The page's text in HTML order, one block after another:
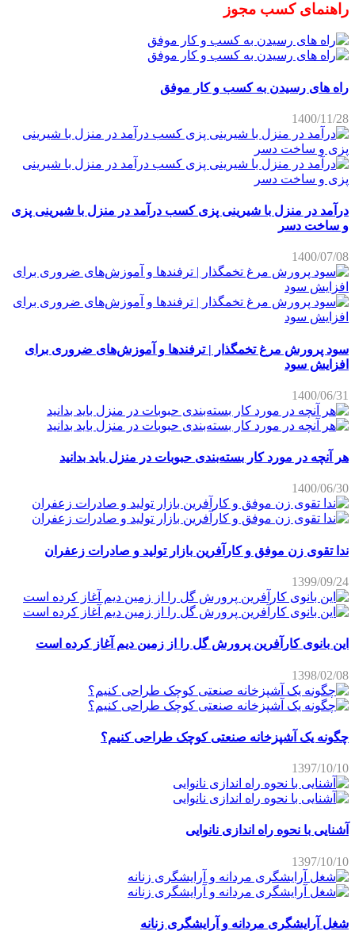
راهنمای کسب مجوز
راه های رسیدن به کسب و کار موفق
1400/11/28
درآمد در منزل با شیرینی پزی کسب درآمد در منزل با شیرینی پزی
و ساخت دسر
1400/07/08
سود پرورش مرغ تخمگذار | ترفندها و آموزش‌های ضروری برای
افزایش سود
1400/06/31
هر آنچه در مورد کار بسته‌بندی حبوبات در منزل باید بدانید
1400/06/30
ندا تقوی زن موفق و کارآفرین بازار تولید و صادرات زعفران
1399/09/24
این بانوی کارآفرین پرورش گل را از زمین دیم آغاز کرده است
1398/02/08
چگونه یک آشپزخانه صنعتی کوچک طراحی کنیم؟
1397/10/10
آشنایی با نحوه راه اندازی نانوایی
1397/10/10
شغل آرایشگری مردانه و آرایشگری زنانه